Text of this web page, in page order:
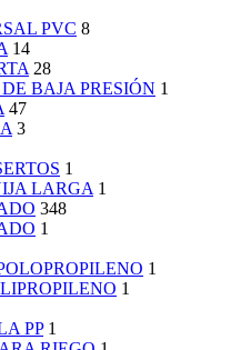
PVC 8
14
28
BAJA PRESIÓN 1
47
3
1
LARGA 1
348
1
1
1
PP 1